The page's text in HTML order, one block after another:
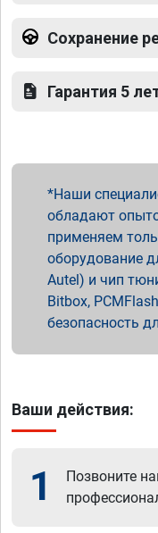
Сохранение
Гарантия 5
Наши
обладают
применяем
оборудование
Autel) и чип
Bitbox,
безопасность
Ваши действия:
1 Позвоните